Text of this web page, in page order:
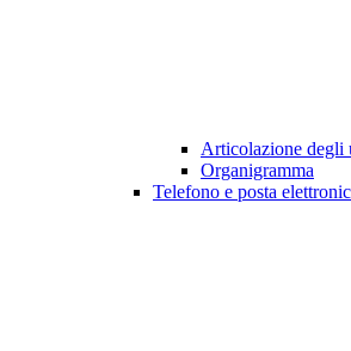
Articolazione degli
Organigramma
Telefono e posta